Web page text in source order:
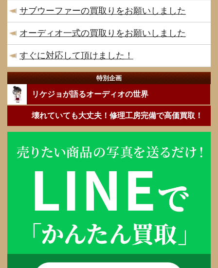
サブウーファーの買取りをお願いしました
オーディオ一式の買取りをお願いしました
すぐに対応して頂けました！
特別企画
リケジョが語るオーディオの世界
壊れていても大丈夫！修理工房完備で高価買取！